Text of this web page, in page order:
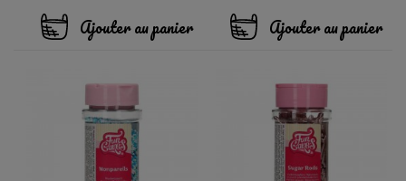
Ajouter au panier Ajouter au panier